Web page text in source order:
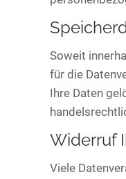
Soweit
für die
Ihre Daten
Widerruf
Viele